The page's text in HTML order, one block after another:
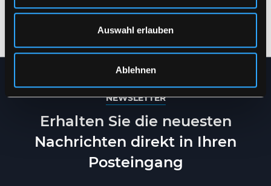
Auswahl erlauben
Ablehnen
ATMUNGSAKTIVEM
QUALITÄT
REISSFESTER QUALITÄT
NEWSLETTER
Erhalten Sie die neuesten
Nachrichten direkt in Ihren
Posteingang